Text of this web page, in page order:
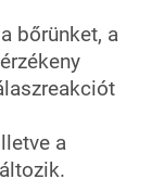
bőrünket, a
a